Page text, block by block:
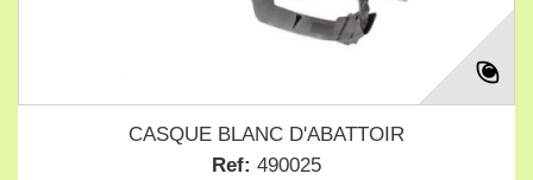
CASQUE BLANC D'ABATTOIR
Ref: 490025